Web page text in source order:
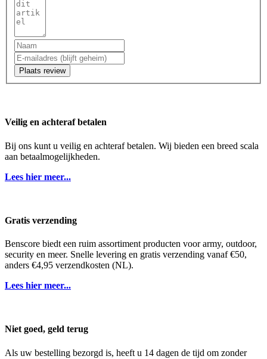
Plaats review
Veilig en achteraf betalen
Bij ons kunt u veilig en achteraf betalen. Wij bieden een breed scala
aan betaalmogelijkheden.
Lees hier meer...
Gratis verzending
Benscore biedt een ruim assortiment producten voor army, outdoor,
security en meer. Snelle levering en gratis verzending vanaf €50,
anders €4,95 verzendkosten (NL).
Lees hier meer...
Niet goed, geld terug
Als uw bestelling bezorgd is, heeft u 14 dagen de tijd om zonder